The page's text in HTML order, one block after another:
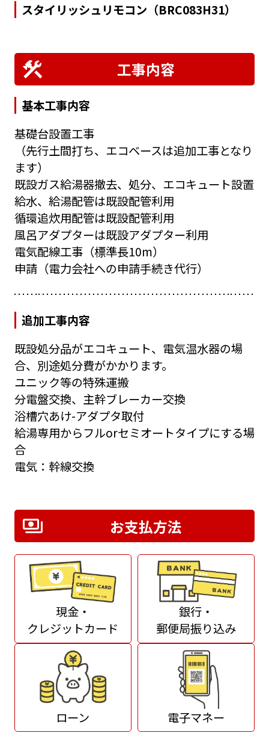
スタイリッシュリモコン（BRC083H31）
工事内容
基本工事内容
基礎台設置工事
（先行土間打ち、エコベースは追加工事となり
ます）
既設ガス給湯器撤去、処分、エコキュート設置
給水、給湯配管は既設配管利用
循環追炊用配管は既設配管利用
風呂アダプターは既設アダプター利用
電気配線工事（標準長10m）
申請（電力会社への申請手続き代行）
追加工事内容
既設処分品がエコキュート、電気温水器の場
合、別途処分費がかかります。
ユニック等の特殊運搬
分電盤交換、主幹ブレーカー交換
浴槽穴あけ-アダプタ取付
給湯専用からフルorセミオートタイプにする場
合
電気：幹線交換
お支払方法
現金・
クレジットカード
銀行・
郵便局振り込み
ローン 電子マネー